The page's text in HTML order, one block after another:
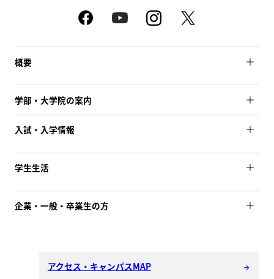
概要
学部・大学院の案内
入試・入学情報
学生生活
企業・一般・卒業生の方
アクセス・キャンパスMAP arrow_forward